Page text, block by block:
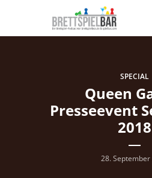
SPECIAL
Queen
Presseevent
2018
28. September